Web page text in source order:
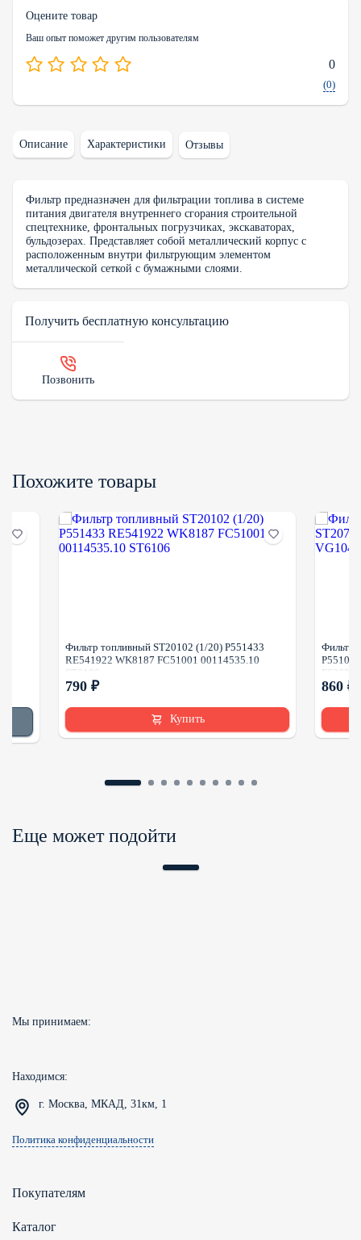
Оцените товар
Ваш опыт поможет другим пользователям
0
(0)
Описание Характеристики Отзывы
Фильтр предназначен для фильтрации топлива в системе
питания двигателя внутреннего сгорания строительной
спецтехнике, фронтальных погрузчиках, экскаваторах,
бульдозерах. Представляет собой металлический корпус с
расположенным внутри фильтрующим элементом
металлической сеткой с бумажными слоями.
Получить бесплатную консультацию
Позвонить
Похожите товары
Фильтр топливный ST20102 (1/20) P551433
RE541922 WK8187 FC51001 00114535.10
ST6106
790 ₽
Купить
Фильтр
860 ₽
Еще может подойти
Мы принимаем:
Находимся:
г. Москва, МКАД, 31км, 1
Политика конфиденциальности
Покупателям
Каталог